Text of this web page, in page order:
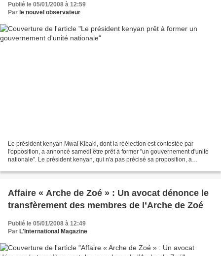
Publié le 05/01/2008 à 12:59
Par le nouvel observateur
Le président kenyan Mwai Kibaki, dont la réélection est contestée par
l'opposition, a annoncé samedi être prêt à former "un gouvernement d'unité
nationale". Le président kenyan, qui n'a pas précisé sa proposition, a
Affaire « Arche de Zoé » : Un avocat dénonce le
transfèrement des membres de l’Arche de Zoé
Publié le 05/01/2008 à 12:49
Par L'International Magazine